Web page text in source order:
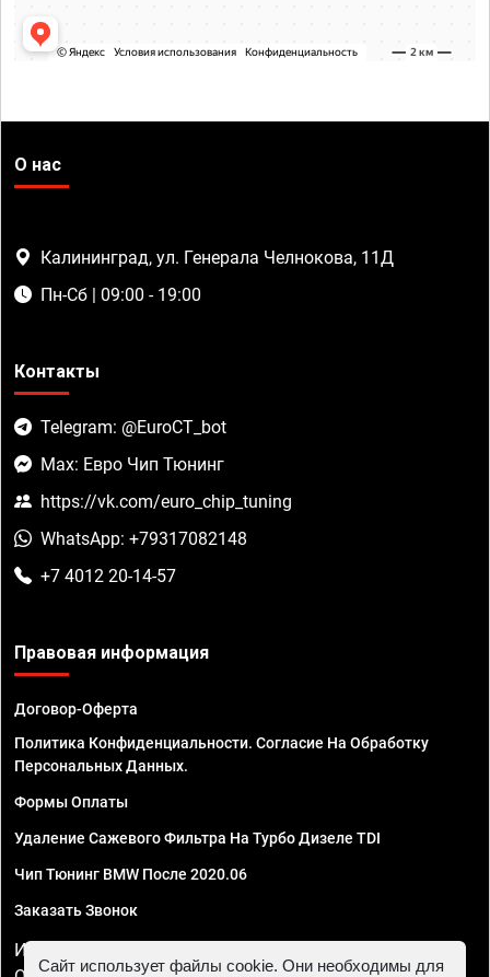
О нас
Калининград, ул. Генерала Челнокова, 11Д
Пн-Сб | 09:00 - 19:00
Контакты
Telegram: @EuroCT_bot
Max: Евро Чип Тюнинг
https://vk.com/euro_chip_tuning
WhatsApp: +79317082148
+7 4012 20-14-57
Правовая информация
Договор-Оферта
Политика Конфиденциальности. Согласие На Обработку
Персональных Данных.
Формы Оплаты
Удаление Сажевого Фильтра На Турбо Дизеле TDI
Чип Тюнинг BMW После 2020.06
Заказать Звонок
ИП Смирнов Георгий Павлович. ИНН 781302555843,
Сайт использует файлы cookie. Они необходимы для